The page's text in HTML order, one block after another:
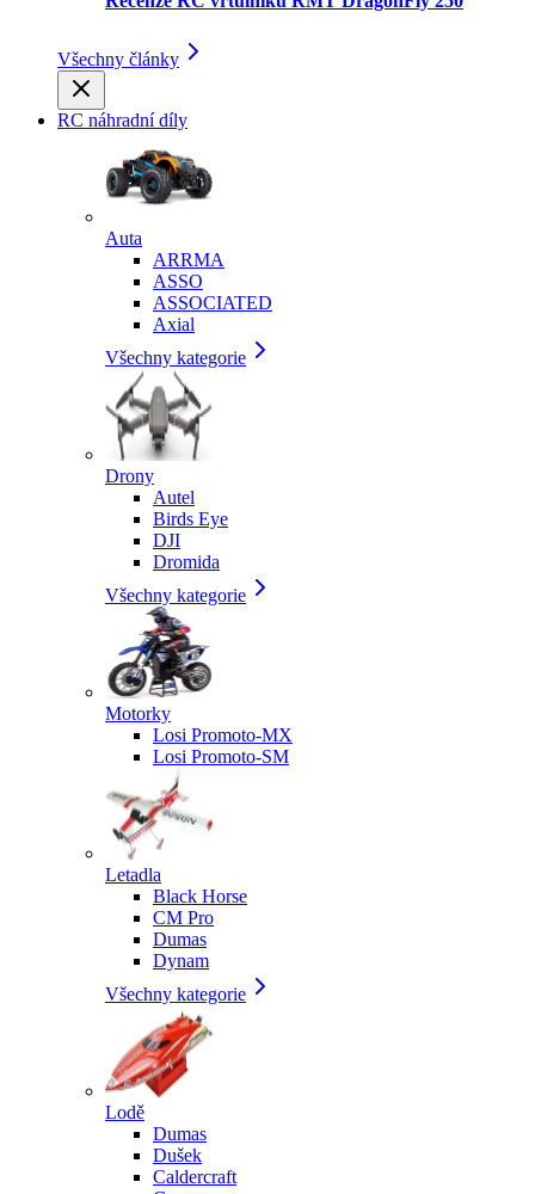
Všechny články
RC náhradní díly
Auta
ARRMA
ASSO
ASSOCIATED
Axial
Všechny kategorie
Drony
Autel
Birds Eye
DJI
Dromida
Všechny kategorie
Motorky
Losi Promoto-MX
Losi Promoto-SM
Letadla
Black Horse
CM Pro
Dumas
Dynam
Všechny kategorie
Lodě
Dumas
Dušek
Caldercraft